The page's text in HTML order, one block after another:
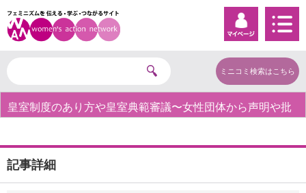
ミニコミ検索はこちら
皇室制度のあり方や皇室典範審議〜女性団体から声明や批
記事詳細